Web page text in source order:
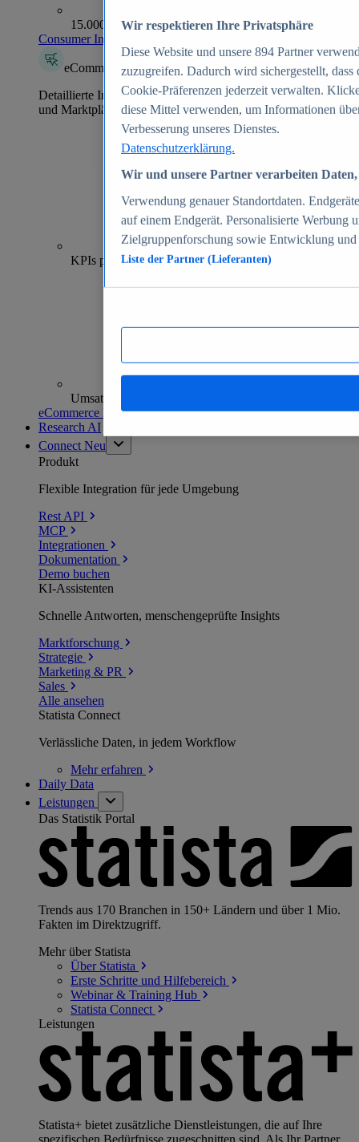
15.000+ Marken
Consumer Insights entdecken
eCommerce Insights
Detaillierte Informationen zu mehr als 39.000 Online-Shops
und Marktplätzen
70+
KPIs pro Shop
Umsatzanalysen und -prognosen
eCommerce Insights entdecken
Research AI
Connect Neu
Produkt
Flexible Integration für jede Umgebung
Rest API
MCP
Integrationen
Dokumentation
Demo buchen
KI-Assistenten
Schnelle Antworten, menschengeprüfte Insights
Marktforschung
Strategie
Marketing & PR
Sales
Alle ansehen
Statista Connect
Verlässliche Daten, in jedem Workflow
Mehrerfahren
Daily Data
Leistungen
Das Statistik Portal
Trends aus 170 Branchen in 150+ Ländern und über 1 Mio.
Fakten im Direktzugriff.
Mehr über Statista
Über Statista
Erste Schritte und Hilfebereich
Webinar & Training Hub
Statista Connect
Leistungen
Statista+ bietet zusätzliche Dienstleistungen, die auf Ihre
spezifischen Bedürfnisse zugeschnitten sind. Als Ihr Partner
Wir respektieren Ihre Privatsphäre
Diese Website und unsere 894 Partner
zuzugreifen. Dadurch wird sichergestellt,
Cookie-Präferenzen jederzeit verwalten.
diese Mittel verwenden, um Informationen
Verbesserung unseres Dienstes.
Datenschutzerklärung.
Wir und unsere Partner verarbeiten
Verwendung genauer Standortdaten.
auf einem Endgerät. Personalisierte Werbung
Zielgruppenforschung sowie Entwicklung
Liste der Partner (Lieferanten)